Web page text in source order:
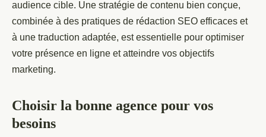
audience cible. Une stratégie de contenu bien conçue,
combinée à des pratiques de rédaction SEO efficaces et
à une traduction adaptée, est essentielle pour optimiser
votre présence en ligne et atteindre vos objectifs
marketing.
Choisir la bonne agence pour vos
besoins